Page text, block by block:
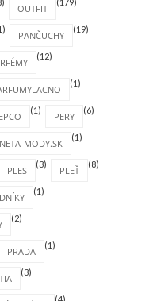
OUTFIT
(179)
PANČUCHY
(19)
(12)
(1)
(1)
PERY
(6)
MODY.SK
(1)
PLES
(3)
PLEŤ
(8)
(1)
(2)
PRADA
(1)
(3)